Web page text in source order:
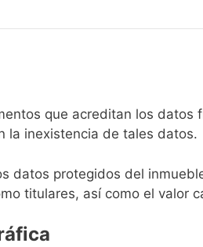
que acreditan los datos
la inexistencia de tales datos.
datos protegidos del
titulares, así como el valor